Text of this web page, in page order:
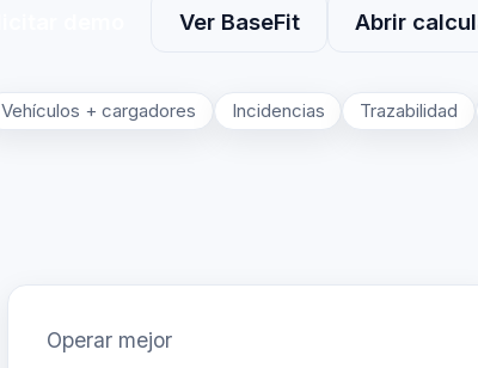
Ver BaseFit Abrir
Vehículos + cargadores Incidencias Trazabilidad
Operar mejor